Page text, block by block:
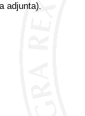
adjunta).